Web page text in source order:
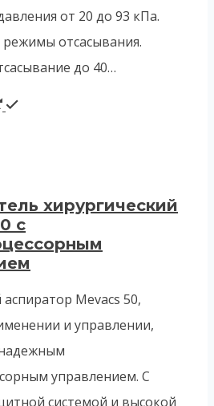
от 20 до 93 кПа.
отсасывания.
до 40…
хирургический
с
Mevacs 50,
и управлении,
управлением. С
системой и высокой